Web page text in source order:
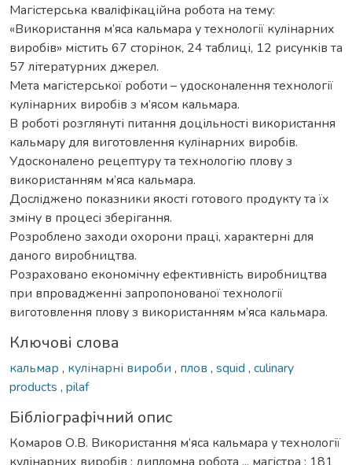
Магістерська кваліфікаційна робота на тему:
«Використання м’яса кальмара у технології кулінарних
виробів» містить 67 сторінок, 24 таблиці, 12 рисунків та
57 літературних джерел.
Мета магістерської роботи – удосконалення технології
кулінарних виробів з м’ясом кальмара.
В роботі розглянуті питання доцільності використання
кальмару для виготовлення кулінарних виробів.
Удосконалено рецептуру та технологію плову з
використанням м’яса кальмара.
Досліджено показники якості готового продукту та їх
зміну в процесі зберігання.
Розроблено заходи охорони праці, характерні для
даного виробництва.
Розраховано економічну ефективність виробництва
при впровадженні запропонованої технології
виготовлення плову з використанням м’яса кальмара.
Ключові слова
кальмар , кулінарні вироби , плов , squid , culinary
products , pilaf
Бібліографічний опис
Комаров О.В. Використання м’яса кальмара у технології